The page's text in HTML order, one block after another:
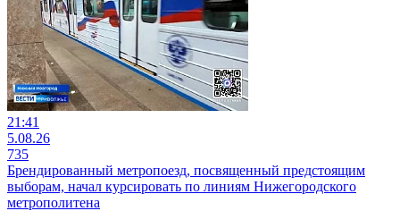
21:41
5.08.26
735
Брендированный метропоезд, посвященный предстоящим
выборам, начал курсировать по линиям Нижегородского
метрополитена